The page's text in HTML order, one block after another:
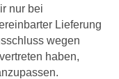
nur bei
Lieferung
wegen
haben,